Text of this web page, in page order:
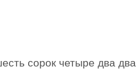
сорок четыре два два